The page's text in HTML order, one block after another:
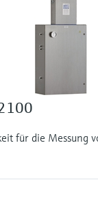
für die Messung